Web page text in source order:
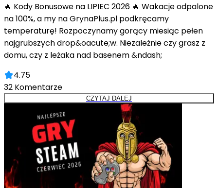
🔥 Kody Bonusowe na LIPIEC 2026 🔥 Wakacje odpalone
na 100%, a my na GrynaPlus.pl podkręcamy
temperaturę! Rozpoczynamy gorący miesiąc pełen
najgrubszych drop&oacute;w. Niezależnie czy grasz z
domu, czy z leżaka nad basenem &ndash;
4.75
32 Komentarze
CZYTAJ DALEJ